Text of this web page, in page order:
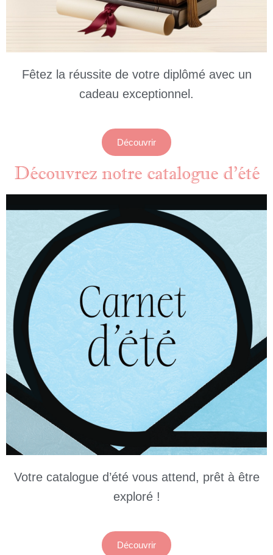
Fêtez la réussite de votre diplômé avec un
cadeau exceptionnel.
Découvrir
Découvrez notre catalogue d'été
Votre catalogue d’été vous attend, prêt à être
exploré !
Découvrir